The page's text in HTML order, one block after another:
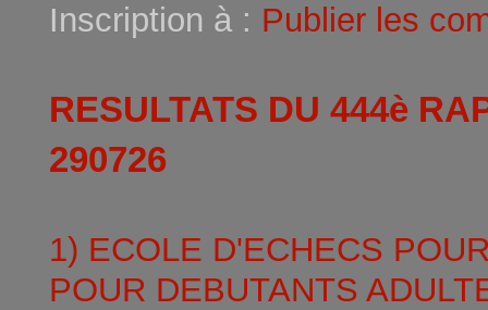
Inscription à : Publier les
RESULTATS DU 444è
290726
1) ECOLE D'ECHECS
POUR DEBUTANTS